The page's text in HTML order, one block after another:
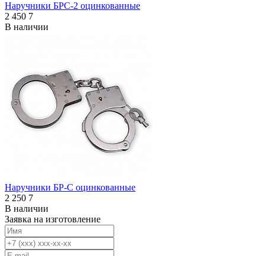
Наручники БРС-2 оцинкованные
2 450 7
В наличии
Наручники БР-С оцинкованные
2 250 7
В наличии
Заявка на изготовление